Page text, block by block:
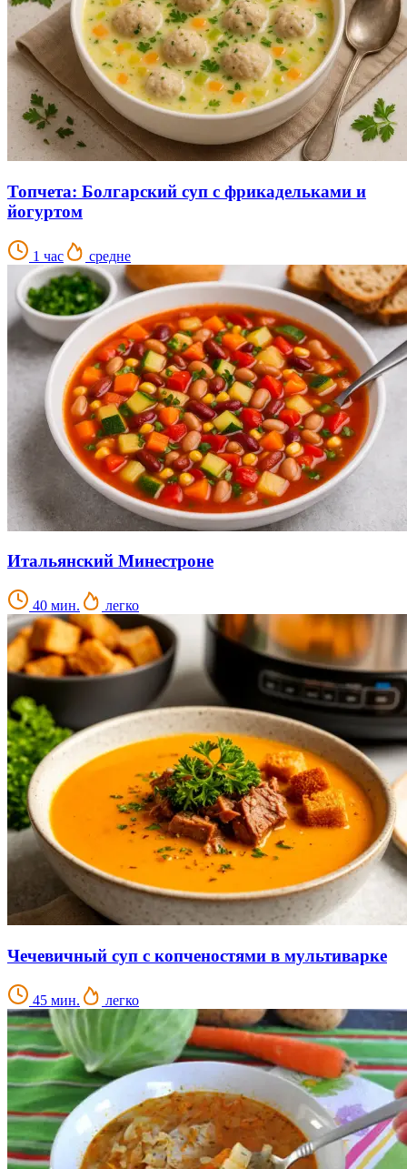
Топчета: Болгарский суп с фрикадельками и
йогуртом
1 час средне
Итальянский Минестроне
40 мин. легко
Чечевичный суп с копченостями в мультиварке
45 мин. легко